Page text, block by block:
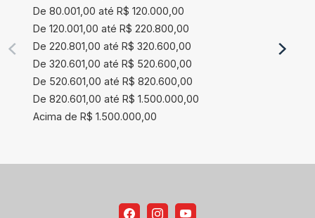
De 80.001,00 até R$ 120.000,00
De 120.001,00 até R$ 220.800,00
De 220.801,00 até R$ 320.600,00
De 320.601,00 até R$ 520.600,00
De 520.601,00 até R$ 820.600,00
De 820.601,00 até R$ 1.500.000,00
Acima de R$ 1.500.000,00